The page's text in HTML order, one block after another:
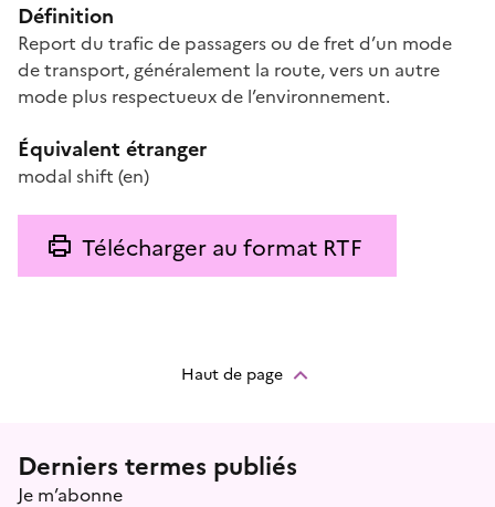
Définition
Report du trafic de passagers ou de fret d’un mode
de transport, généralement la route, vers un autre
mode plus respectueux de l’environnement.
Équivalent étranger
modal shift (en)
Télécharger au format RTF
Haut de page
Menu prefooter
Derniers termes publiés
Je m’abonne